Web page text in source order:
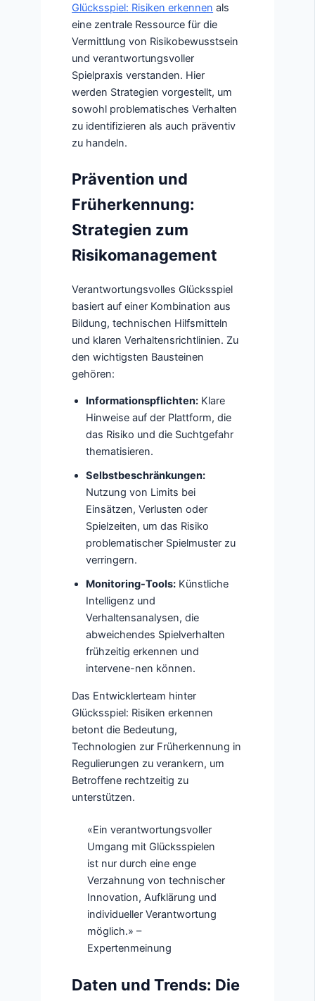
Glücksspiel: Risiken erkennen als
eine zentrale Ressource für die
Vermittlung von Risikobewusstsein
und verantwortungsvoller
Spielpraxis verstanden. Hier
werden Strategien vorgestellt, um
sowohl problematisches Verhalten
zu identifizieren als auch präventiv
zu handeln.
Prävention und
Früherkennung:
Strategien zum
Risikomanagement
Verantwortungsvolles Glücksspiel
basiert auf einer Kombination aus
Bildung, technischen Hilfsmitteln
und klaren Verhaltensrichtlinien. Zu
den wichtigsten Bausteinen
gehören:
Informationspflichten: Klare
Hinweise auf der Plattform, die
das Risiko und die Suchtgefahr
thematisieren.
Selbstbeschränkungen:
Nutzung von Limits bei
Einsätzen, Verlusten oder
Spielzeiten, um das Risiko
problematischer Spielmuster zu
verringern.
Monitoring-Tools: Künstliche
Intelligenz und
Verhaltensanalysen, die
abweichendes Spielverhalten
frühzeitig erkennen und
intervene-nen können.
Das Entwicklerteam hinter
Glücksspiel: Risiken erkennen
betont die Bedeutung,
Technologien zur Früherkennung in
Regulierungen zu verankern, um
Betroffene rechtzeitig zu
unterstützen.
«Ein verantwortungsvoller
Umgang mit Glücksspielen
ist nur durch eine enge
Verzahnung von technischer
Innovation, Aufklärung und
individueller Verantwortung
möglich.» –
Expertenmeinung
Daten und Trends: Die